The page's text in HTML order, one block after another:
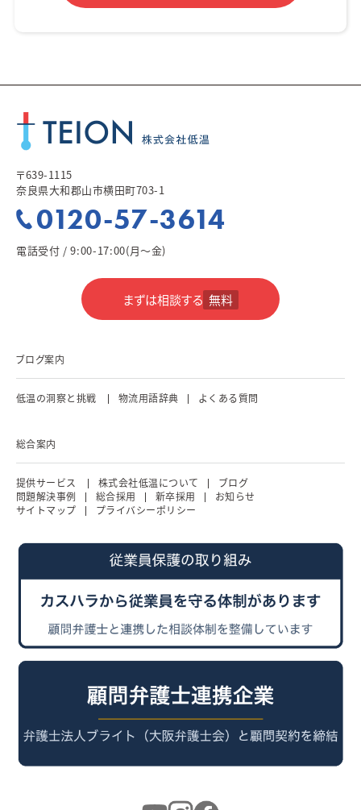
〒639-1115
奈良県大和郡山市横田町703-1
0120-57-3614
電話受付 / 9:00-17:00(月～金)
まずは相談する 無料
ブログ案内
低温の洞察と挑戦 物流用語辞典 よくある質問
総合案内
提供サービス 株式会社低温について
ブログ
問題解決事例
総合採用 新卒採用
お知らせ
サイトマップ
プライバシーポリシー